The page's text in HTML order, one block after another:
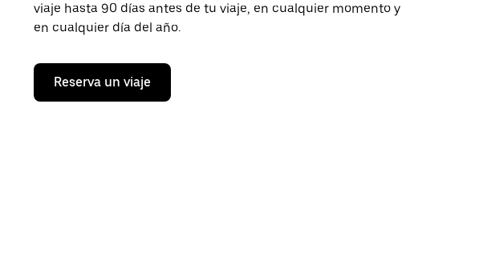
viaje hasta 90 días antes de tu viaje, en cualquier momento y
en cualquier día del año.
Reserva un viaje